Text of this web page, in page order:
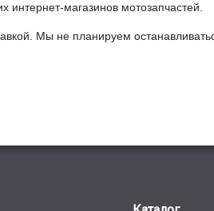
интернет-магазинов мотозапчастей.
Мы не планируем